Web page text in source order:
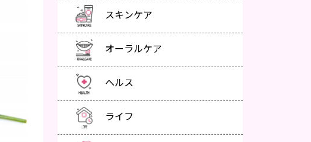
スキンケア
オーラルケア
ヘルス
ライフ